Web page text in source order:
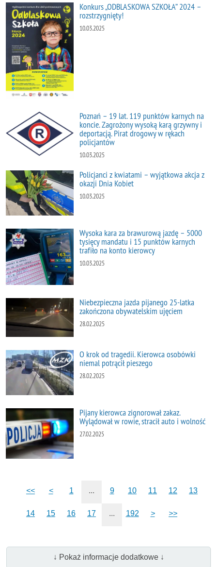
Konkurs „ODBLASKOWA SZKOŁA” 2024 –
rozstrzygnięty!
10.03.2025
Poznań – 19 lat. 119 punktów karnych na
koncie. Zagrożony wysoką karą grzywny i
deportacją. Pirat drogowy w rękach
policjantów
10.03.2025
Policjanci z kwiatami – wyjątkowa akcja z
okazji Dnia Kobiet
10.03.2025
Wysoka kara za brawurową jazdę – 5000
tysięcy mandatu i 15 punktów karnych
trafiło na konto kierowcy
10.03.2025
Niebezpieczna jazda pijanego 25-latka
zakończona obywatelskim ujęciem
28.02.2025
O krok od tragedii. Kierowca osobówki
niemal potrącił pieszego
28.02.2025
Pijany kierowca zignorował zakaz.
Wylądował w rowie, stracił auto i wolność
27.02.2025
<< < 1 ... 9 10 11 12 13
14 15 16 17 ... 192 > >>
↓ Pokaż informacje dodatkowe ↓